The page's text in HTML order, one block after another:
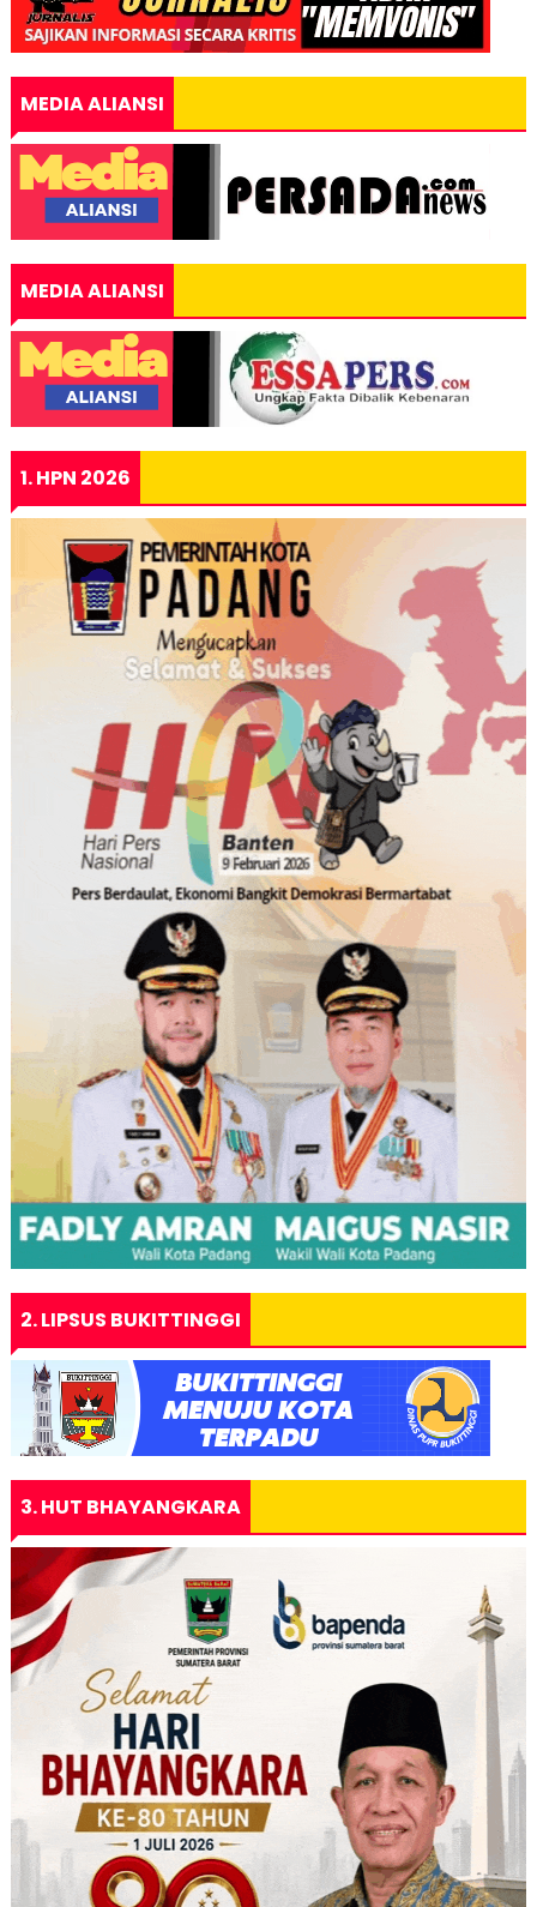
MEDIA ALIANSI
MEDIA ALIANSI
1. HPN 2026
2. LIPSUS BUKITTINGGI
3. HUT BHAYANGKARA